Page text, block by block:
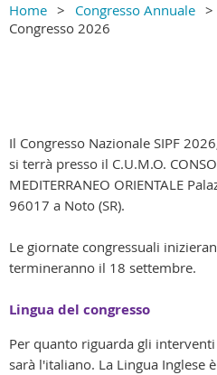
Home Congresso Annuale
Congresso 2026
Il Congresso Nazionale SIPF
si terrà presso il C.U.M.O.
MEDITERRANEO ORIENTALE
96017 a Noto (SR).
Le giornate congressuali
termineranno il 18 settembre.
Lingua del congresso
Per quanto riguarda gli
sarà l'italiano. La Lingua Inglese